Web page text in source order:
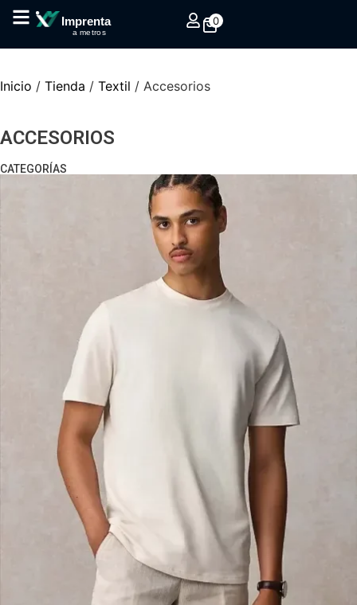
Imprenta
a metros
0
Inicio / Tienda / Textil / Accesorios
ACCESORIOS
CATEGORÍAS